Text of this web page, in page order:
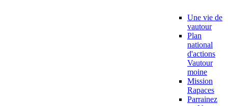
Une vie de
vautour
Plan
national
d'actions
Vautour
moine
Mission
Rapaces
Parrainez